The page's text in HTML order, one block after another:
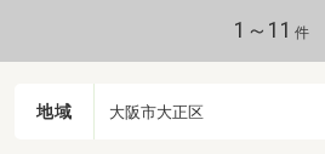
1～11 件
地域 大阪市大正区